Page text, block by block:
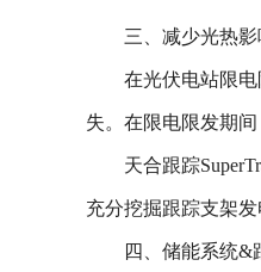
三、减少光热
在光伏电站限
失。在限电限发期
天合跟踪
充分挖掘跟踪支架发
四、储能系统&